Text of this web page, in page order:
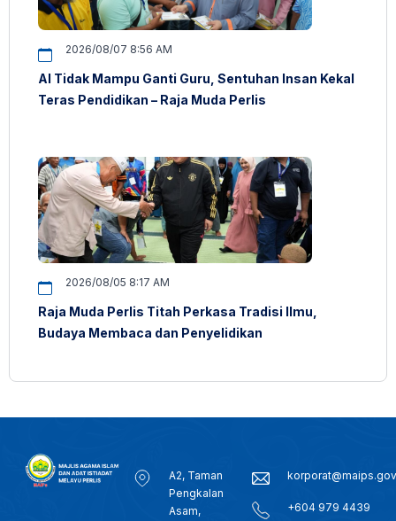
2026/08/07 8:56 AM
AI Tidak Mampu Ganti Guru, Sentuhan Insan Kekal
Teras Pendidikan – Raja Muda Perlis
2026/08/05 8:17 AM
Raja Muda Perlis Titah Perkasa Tradisi Ilmu,
Budaya Membaca dan Penyelidikan
A2, Taman
Pengkalan
Asam,
+604 979 4439